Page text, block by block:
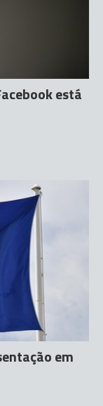
está
em